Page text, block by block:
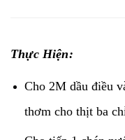
Thực Hiện:
Cho 2M dầu điều
thơm cho thịt ba